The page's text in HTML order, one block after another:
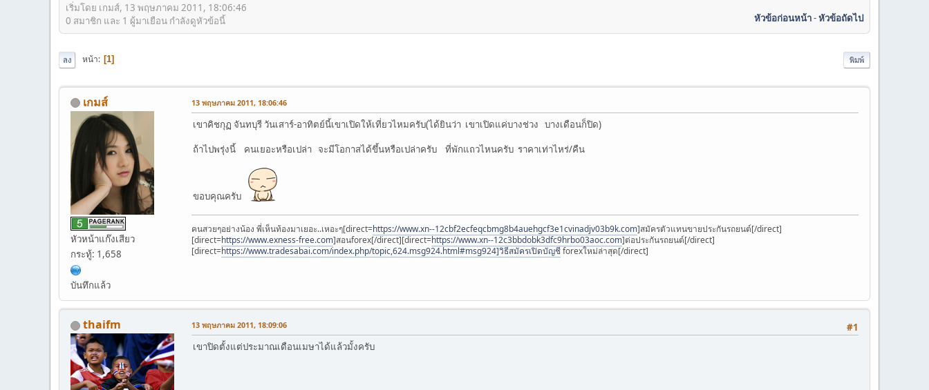
เริ่มโดย เกมส์, 13 พฤษภาคม 2011, 18:06:46
หัวข้อก่อนหน้า-หัวข้อถัดไป
0 สมาชิก และ 1 ผู้มาเยือน กำลังดูหัวข้อนี้
พิมพ์
ลง หน้า 1
เกมส์
หัวหน้าแก๊งเสียว
กระทู้: 1,658
บันทึกแล้ว
13 พฤษภาคม 2011, 18:06:46
เขาคิชกุฏ จันทบุรี วันเสาร์-อาทิตย์นี้เขาเปิดให้เที่ยวไหมครับ(ได้ยินว่า เขาเปิดแค่บางช่วง บางเดือนก็ปิด)
ถ้าไปพรุ่งนี้ คนเยอะหรือเปล่า จะมีโอกาสได้ขึ้นหรือเปล่าครับ ที่พักแถวไหนครับ ราคาเท่าไหร่/คืน
ขอบคุณครับ
คนสวยๆอย่างน้อง พี่เห็นท้องมาเยอะ..เหอะๆ[direct=https://www.xn--12cbf2ecfeqcbmg8b4auehgcf3e1cvinadjv03b9k.com]สมัครตัวแทนขายประกันรถยนต์[/direct]
[direct=https://www.exness-free.com]สอนforex[/direct][direct=https://www.xn--12c3bbdobk3dfc9hrbo03aoc.com]ต่อประกันรถยนต์[/direct]
[direct=https://www.tradesabai.com/index.php/topic,624.msg924.html#msg924]วิธีสมัครเปิดบัญชีforexใหม่ล่าสุด[/direct]
thaifm #1
13 พฤษภาคม 2011, 18:09:06
เขาปิดตั้งแต่ประมาณเดือนเมษาได้แล้วมั้งครับ